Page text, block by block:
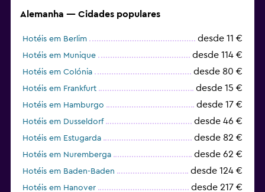
Alemanha — Cidades populares
Hotéis em Berlim desde 11 €
Hotéis em Munique desde 114 €
Hotéis em Colónia desde 80 €
Hotéis em Frankfurt desde 15 €
Hotéis em Hamburgo desde 17 €
Hotéis em Dusseldorf desde 46 €
Hotéis em Estugarda desde 82 €
Hotéis em Nuremberga desde 62 €
Hotéis em Baden-Baden desde 124 €
Hotéis em Hanover desde 217 €